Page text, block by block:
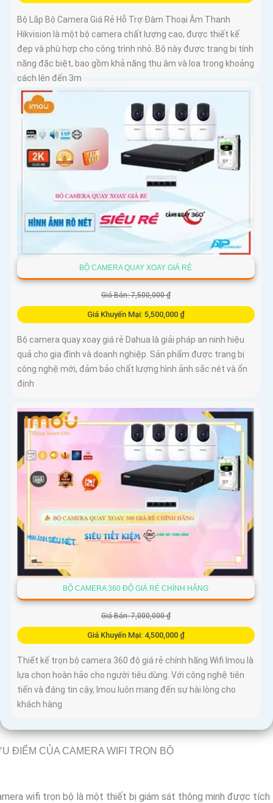
Bộ Lắp Bộ Camera Giá Rẻ Hỗ Trợ Đàm Thoại Âm Thanh
Hikvision là một bộ camera chất lượng cao, được thiết kế
đẹp và phù hợp cho công trình nhỏ. Bộ này được trang bị tính
năng đặc biệt, bao gồm khả năng thu âm và loa trong khoảng
cách lên đến 3m
BỘ CAMERA QUAY XOAY GIÁ RẺ
Giá Bán: 7,500,000 ₫
Giá Khuyến Mại: 5,500,000 ₫
Bộ camera quay xoay giá rẻ Dahua là giải pháp an ninh hiệu
quả cho gia đình và doanh nghiệp. Sản phẩm được trang bị
công nghệ mới, đảm bảo chất lượng hình ảnh sắc nét và ổn
định
BỘ CAMERA 360 ĐỘ GIÁ RẺ CHÍNH HÃNG
Giá Bán: 7,000,000 ₫
Giá Khuyến Mại: 4,500,000 ₫
Thiết kế trọn bộ camera 360 độ giá rẻ chính hãng Wifi Imou là
lựa chọn hoàn hảo cho người tiêu dùng. Với công nghệ tiên
tiến và đáng tin cậy, Imou luôn mang đến sự hài lòng cho
khách hàng
ĐIỂM CỦA CAMERA WIFI TRỌN BỘ
wifi trọn bộ là một thiết bị giám sát thông minh được tích